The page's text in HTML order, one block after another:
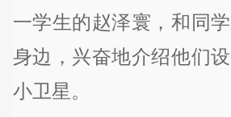
一学生的赵泽寰，和同
身边，兴奋地介绍他们
小卫星。